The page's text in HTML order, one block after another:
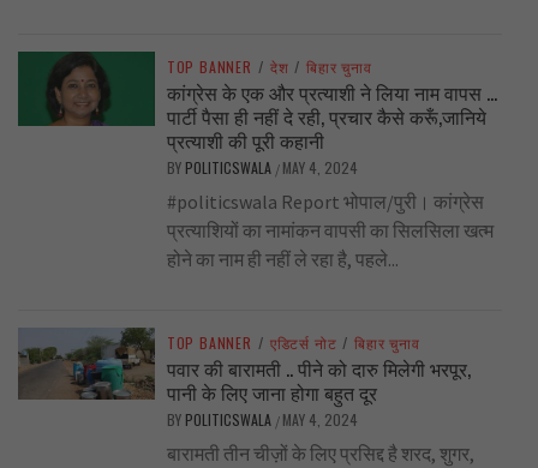
TOP BANNER / देश / बिहार चुनाव
कांग्रेस के एक और प्रत्याशी ने लिया नाम वापस …
पार्टी पैसा ही नहीं दे रही, प्रचार कैसे करूँ,जानिये
प्रत्याशी की पूरी कहानी
BY POLITICSWALA / MAY 4, 2024
#politicswala Report भोपाल/पुरी। कांग्रेस
प्रत्याशियों का नामांकन वापसी का सिलसिला खत्म
होने का नाम ही नहीं ले रहा है, पहले...
TOP BANNER / एडिटर्स नोट / बिहार चुनाव
पवार की बारामती .. पीने को दारु मिलेगी भरपूर,
पानी के लिए जाना होगा बहुत दूर
BY POLITICSWALA / MAY 4, 2024
बारामती तीन चीज़ों के लिए प्रसिद्द है शरद, शुगर,